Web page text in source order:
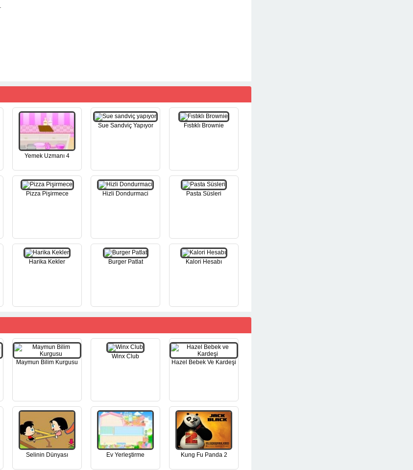
Yemek Uzmanı 4
Sue Sandviç Yapıyor Fıstıklı Brownie
Pizza Pişirmece Hizli Dondurmaci Pasta Süsleri
Harika Kekler Burger Patlat Kalori Hesabı
Maymun Bilim Kurgusu
Winx Club
Hazel Bebek Ve Kardeşi
Selinin Dünyası Ev Yerleştirme Kung Fu Panda 2